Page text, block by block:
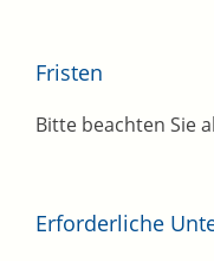
Fristen
Bitte beachten Sie
Erforderliche